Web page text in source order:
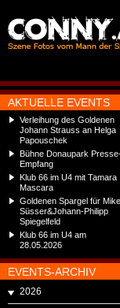
AKTUELLE EVENTS
Verleihung des Goldenen
Johann Strauss an Helga
Papouschek
Bühne Donaupark
Empfang
Klub 66 im U4 mit Tamara
Mascara
Goldenen Spargel für Mike
Süsser&Johann-Philipp
Spiegelfeld
Klub 66 im U4 am
28.05.2026
EVENTS-ARCHIV
2026